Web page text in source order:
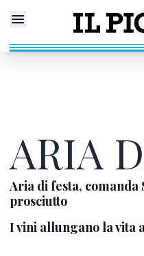
ARIA
Aria di festa, comanda
prosciutto
I vini allungano la vita